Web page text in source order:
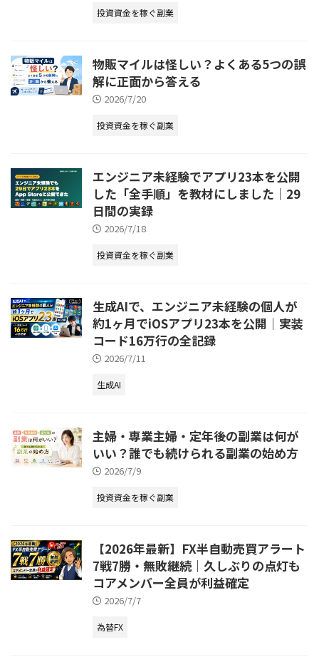
投資資金を稼ぐ副業
物販マイルは怪しい？よくある5つの誤
解に正面から答える
2026/7/20
投資資金を稼ぐ副業
エンジニア未経験でアプリ23本を公開
した「全手順」を教材にしました｜29
日間の実録
2026/7/18
投資資金を稼ぐ副業
生成AIで、エンジニア未経験の個人が
約1ヶ月でiOSアプリ23本を公開｜実装
コード16万行の全記録
2026/7/11
生成AI
主婦・専業主婦・定年後の副業は何が
いい？誰でも続けられる副業の始め方
2026/7/9
投資資金を稼ぐ副業
【2026年最新】FX半自動売買アラート
7戦7勝・無敗継続｜久しぶりの点灯も
コアメンバー全員が利益確定
2026/7/7
為替FX